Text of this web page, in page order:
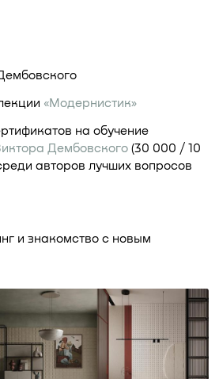
«Модернистик»
на обучение
Дембовского(30 000 / 10
авторов лучших вопросов
и знакомство с новым